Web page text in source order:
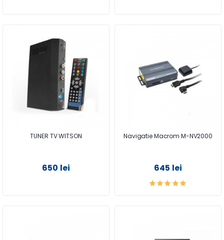
TUNER TV WITSON
650 lei
Navigatie Macrom M-NV2000
645 lei